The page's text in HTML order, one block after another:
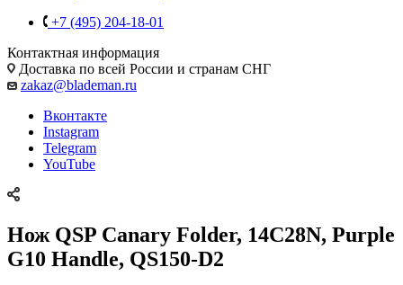
+7 (495) 204-18-01
Контактная информация
Доставка по всей России и странам СНГ
zakaz@blademan.ru
Вконтакте
Instagram
Telegram
YouTube
Нож QSP Canary Folder, 14C28N, Purple
G10 Handle, QS150-D2